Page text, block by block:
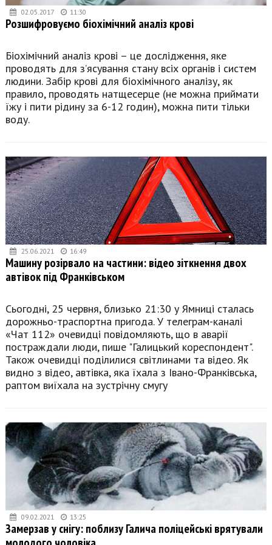
02.05.2017 11:30
Розшифровуємо біохімічний аналіз крові
Біохімічний аналіз крові – це дослідження, яке
проводять для з’ясування стану всіх органів і систем
людини. Забір крові для біохімічного аналізу, як
правило, проводять натщесерце (не можна приймати
їжу і пити рідину за 6-12 годин), можна пити тільки
воду.
25.06.2021 16:49
Машину розірвало на частини: відео зіткнення двох
автівок під Франківськом
Сьогодні, 25 червня, близько 21:30 у Ямниці сталась
дорожньо-траспортна пригода. У телеграм-каналі
«Чат 112» очевидці повідомляють, що в аварії
постраждали люди, пише "Галицький кореспондент".
Також очевидці поділилися світлинами та відео. Як
видно з відео, автівка, яка їхала з Івано-Франківська,
раптом виїхала на зустрічну смугу
09.02.2021 13:25
Замерзав у снігу: поблизу Галича поліцейські врятували